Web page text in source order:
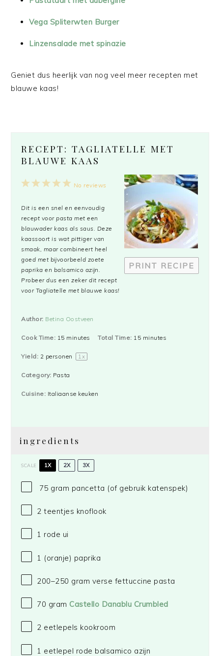
Vega Spliterwten Burger
Linzensalade met spinazie
Geniet dus heerlijk van nog veel meer recepten met
blauwe kaas!
RECEPT: TAGLIATELLE MET
BLAUWE KAAS
PRINT RECIPE
5
4
3
2
1
No reviews
Dit is een snel en eenvoudig
recept voor pasta met een
blauwader kaas als saus. Deze
kaassoort is wat pittiger van
smaak, maar combineert heel
goed met bijvoorbeeld zoete
paprika en balsamico azijn.
Probeer dus een zeker dit recept
voor Tagliatelle met blauwe kaas!
Author: Betina Oostveen
Cook Time: 15 minutes Total Time: 15 minutes
Yield: 2 personen 1x
Category: Pasta
Cuisine: Italiaanse keuken
ingredients
SCALE 1X 2X 3X
75 gram pancetta (of gebruik katenspek)
2 teentjes knoflook
1 rode ui
1 (oranje) paprika
200–250 gram verse fettuccine pasta
70 gram Castello Danablu Crumbled
2 eetlepels kookroom
1 eetlepel rode balsamico azijn